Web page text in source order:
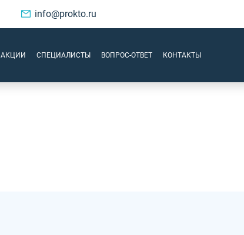
info@prokto.ru
АКЦИИ СПЕЦИАЛИСТЫ ВОПРОС-ОТВЕТ КОНТАКТЫ